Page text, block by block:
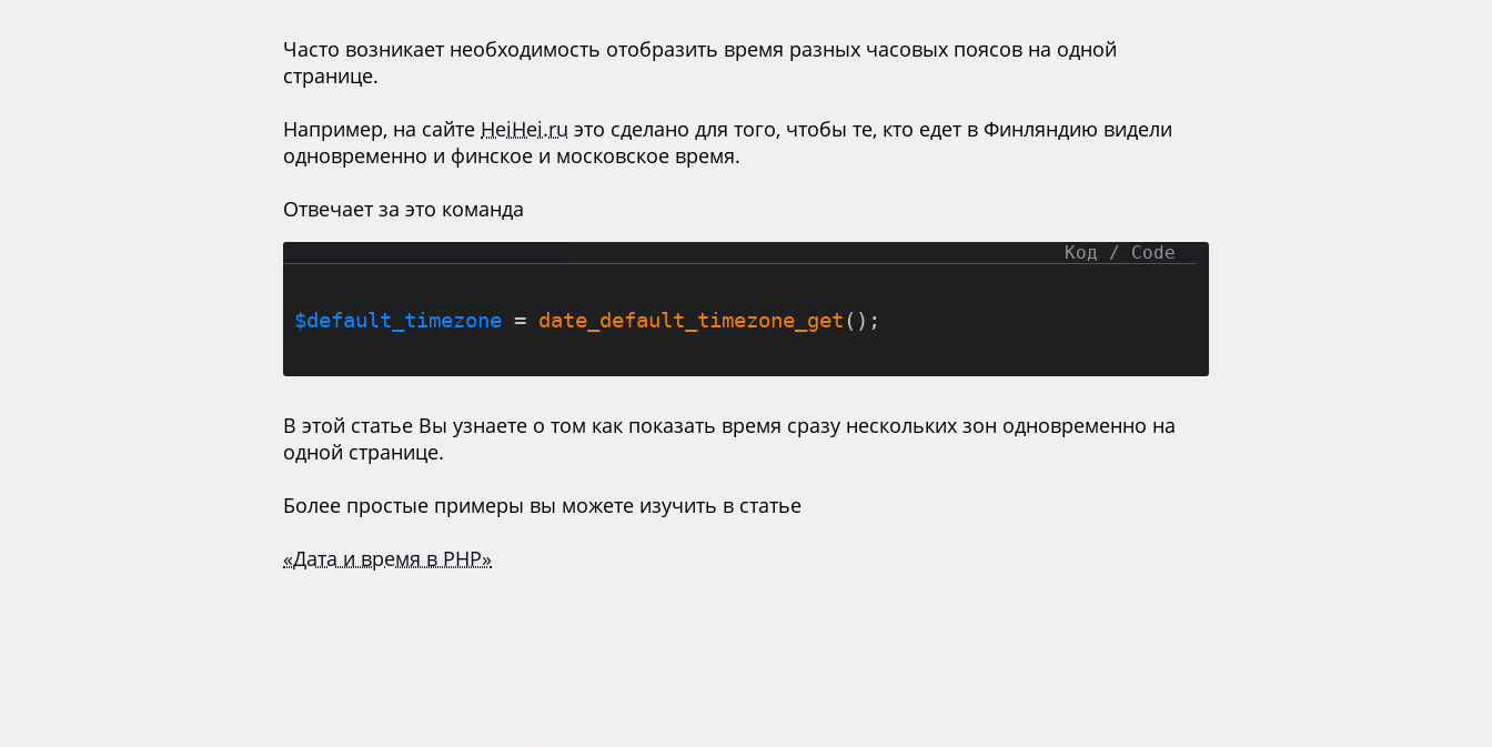
Часто возникает необходимость отобразить время разных часовых поясов на одной
странице.
Например, на сайте HeiHei.ru это сделано для того, чтобы те, кто едет в Финляндию видели
одновременно и финское и московское время.
Отвечает за это команда
$default_timezone = date_default_timezone_get ();
В этой статье Вы узнаете о том как показать время сразу нескольких зон одновременно на
одной странице.
Более простые примеры вы можете изучить в статье
«Дата и время в PHP»